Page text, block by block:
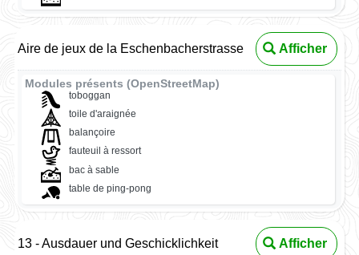
Aire de jeux de la Eschenbacherstrasse Afficher
Modules présents (OpenStreetMap)
toboggan
toile d'araignée
balançoire
fauteuil à ressort
bac à sable
table de ping-pong
13 - Ausdauer und Geschicklichkeit Afficher